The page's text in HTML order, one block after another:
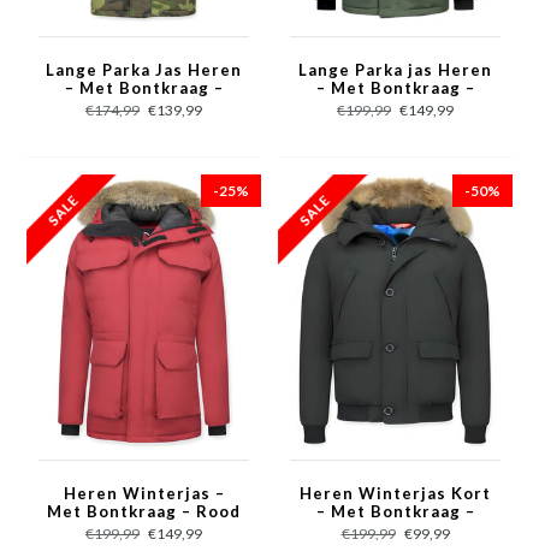
Lange Parka Jas Heren
– Met Bontkraag –
Camouflage
€174,99 €139,99
Lange Parka jas Heren
– Met Bontkraag –
Groen
€199,99 €149,99
-25%
Heren Winterjas –
Met Bontkraag – Rood
€199,99 €149,99
-50%
Heren Winterjas Kort
– Met Bontkraag –
Zwart
€199,99 €99,99